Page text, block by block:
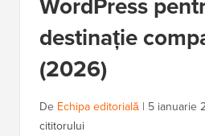
destinație
(2026)
De Echipa editorială | 5 ianuarie
cititorului